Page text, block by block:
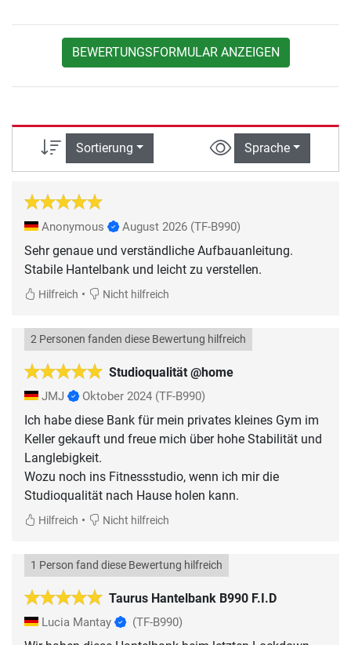
BEWERTUNGSFORMULAR ANZEIGEN
Sortierung Sprache
Anonymous August 2026 (TF-B990)
Sehr genaue und verständliche Aufbauanleitung.
Stabile Hantelbank und leicht zu verstellen.
Hilfreich • Nicht hilfreich
Studioqualität @home
2 Personen fanden diese Bewertung hilfreich
JMJ Oktober 2024 (TF-B990)
Ich habe diese Bank für mein privates kleines Gym im
Keller gekauft und freue mich über hohe Stabilität und
Langlebigkeit.
Wozu noch ins Fitnessstudio, wenn ich mir die
Studioqualität nach Hause holen kann.
Hilfreich • Nicht hilfreich
Taurus Hantelbank B990 F.I.D
1 Person fand diese Bewertung hilfreich
Lucia Mantay (TF-B990)